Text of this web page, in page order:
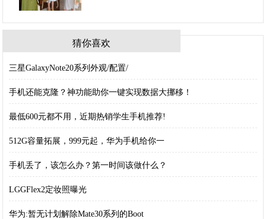
猜你喜欢
三星GalaxyNote20系列外观/配置/
手机还能克隆？神功能助你一键实现数据大挪移！
最低600元都不用，近期热销学生手机推荐!
512G容量拓展，999元起，华为手机给你一
手机丢了，该怎么办？第一时间该做什么？
LGGFlex2定妆照曝光
华为:暂无计划解除Mate30系列的Boot